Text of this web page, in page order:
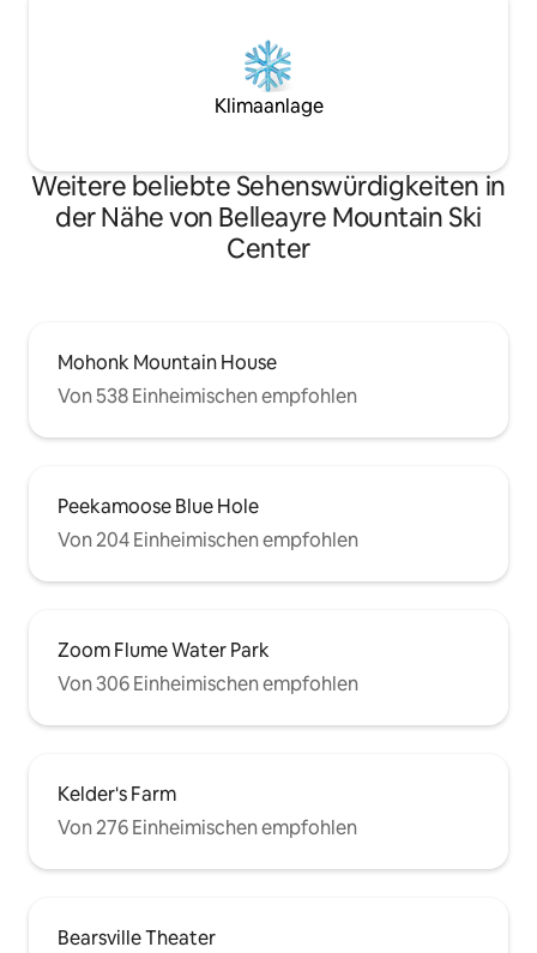
Klimaanlage
Weitere beliebte Sehenswürdigkeiten in
der Nähe von Belleayre Mountain Ski
Center
Mohonk Mountain House
Von 538 Einheimischen empfohlen
Peekamoose Blue Hole
Von 204 Einheimischen empfohlen
Zoom Flume Water Park
Von 306 Einheimischen empfohlen
Kelder's Farm
Von 276 Einheimischen empfohlen
Bearsville Theater